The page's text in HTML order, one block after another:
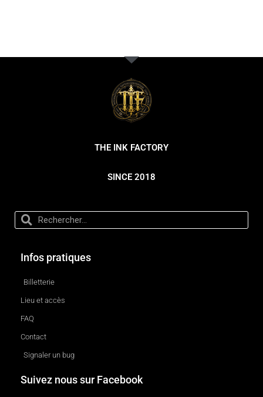
THE INK FACTORY
SINCE 2018
Infos pratiques
Billetterie
Lieu et accès
FAQ
Contact
Signaler un bug
Suivez nous sur Facebook